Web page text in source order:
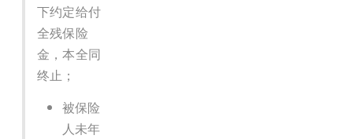
下约定给付
全残保险
金，本全同
终止；
被保险
人未年